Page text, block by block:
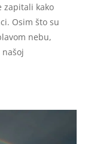
zapitali kako
Osim što su
nebu,